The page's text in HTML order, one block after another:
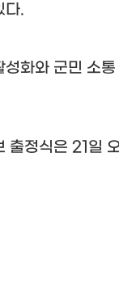
다.
성화와 군민 소
출정식은 21 일